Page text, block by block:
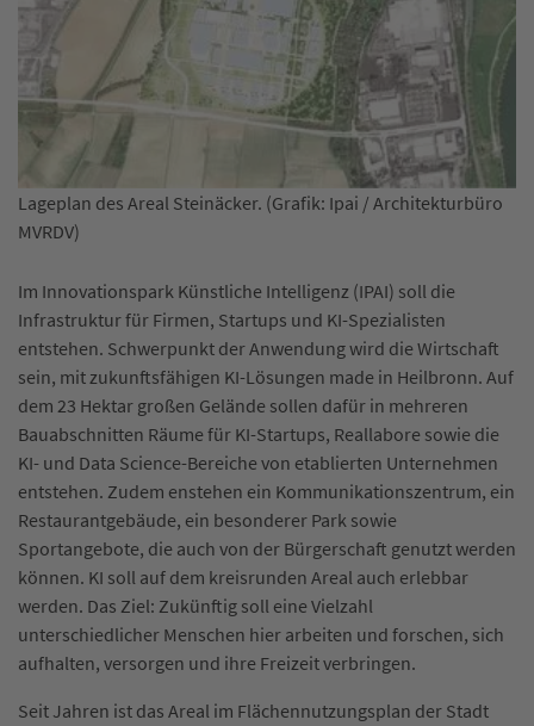
Lageplan des Areal Steinäcker. (Grafik: Ipai / Architekturbüro
MVRDV)
Im Innovationspark Künstliche Intelligenz (IPAI) soll die
Infrastruktur für Firmen, Startups und KI-Spezialisten
entstehen. Schwerpunkt der Anwendung wird die Wirtschaft
sein, mit zukunftsfähigen KI-Lösungen made in Heilbronn. Auf
dem 23 Hektar großen Gelände sollen dafür in mehreren
Bauabschnitten Räume für KI-Startups, Reallabore sowie die
KI- und Data Science-Bereiche von etablierten Unternehmen
entstehen. Zudem enstehen ein Kommunikationszentrum, ein
Restaurantgebäude, ein besonderer Park sowie
Sportangebote, die auch von der Bürgerschaft genutzt werden
können. KI soll auf dem kreisrunden Areal auch erlebbar
werden. Das Ziel: Zukünftig soll eine Vielzahl
unterschiedlicher Menschen hier arbeiten und forschen, sich
aufhalten, versorgen und ihre Freizeit verbringen.
Seit Jahren ist das Areal im Flächennutzungsplan der Stadt